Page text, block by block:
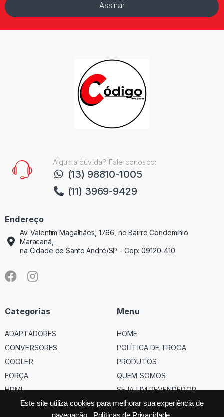
Este site utiliza cookies para melhorar sua experiência de
Assinar
Alguma dúvida? Fale conosco:
(13) 98810-1005
(11) 3969-9429
Endereço
Av. Valentim Magalhães, 1766, no Bairro Condomínio
Maracanã,
na Cidade de Santo André/SP - Cep: 09120-410
Categorias
ADAPTADORES
CONVERSORES
COOLER
FORÇA
HDMI
Menu
HOME
POLÍTICA DE TROCA
PRODUTOS
QUEM SOMOS
SEJA UM REVENDEDOR